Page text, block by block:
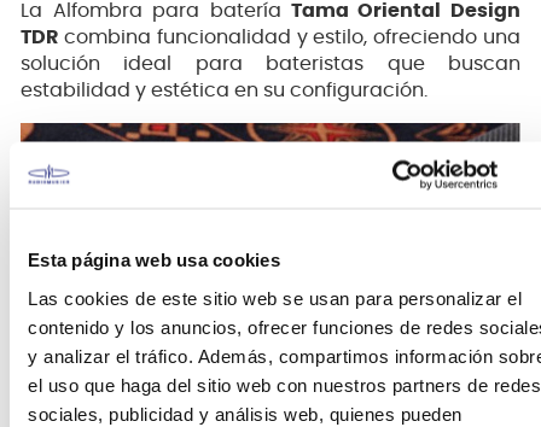
Esta página web usa cookies
Las cookies de este sitio web se usan para personalizar el
contenido y los anuncios, ofrecer funciones de redes
y analizar el tráfico. Además, compartimos información
el uso que haga del sitio web con nuestros partners de redes
sociales, publicidad y análisis web, quienes pueden
La Alfombra para batería Tama Oriental Design
TDR combina funcionalidad y estilo, ofreciendo una
solución ideal para bateristas que buscan
estabilidad y estética en su configuración.